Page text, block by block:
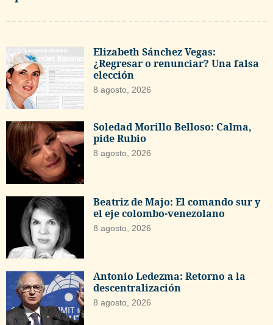
Elizabeth Sánchez Vegas:
¿Regresar o renunciar? Una falsa
elección
8 agosto, 2026
Soledad Morillo Belloso: Calma,
pide Rubio
8 agosto, 2026
Beatriz de Majo: El comando sur y
el eje colombo-venezolano
8 agosto, 2026
Antonio Ledezma: Retorno a la
descentralización
8 agosto, 2026